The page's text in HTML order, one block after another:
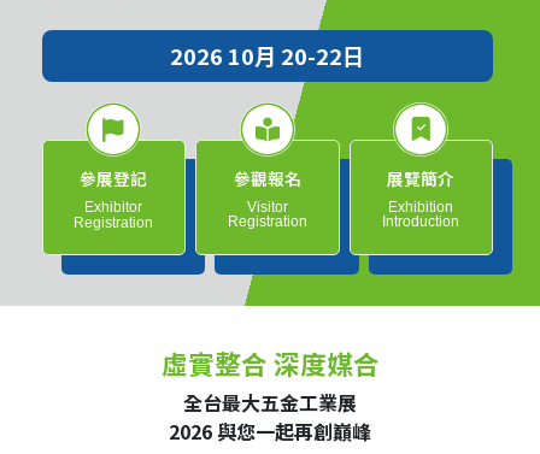
2026 10月 20-22日
參展登記
Exhibitor
Registration
參觀報名
Visitor
Registration
展覽簡介
Exhibition
Introduction
虛實整合 深度媒合
全台最大五金工業展
2026 與您一起再創巔峰